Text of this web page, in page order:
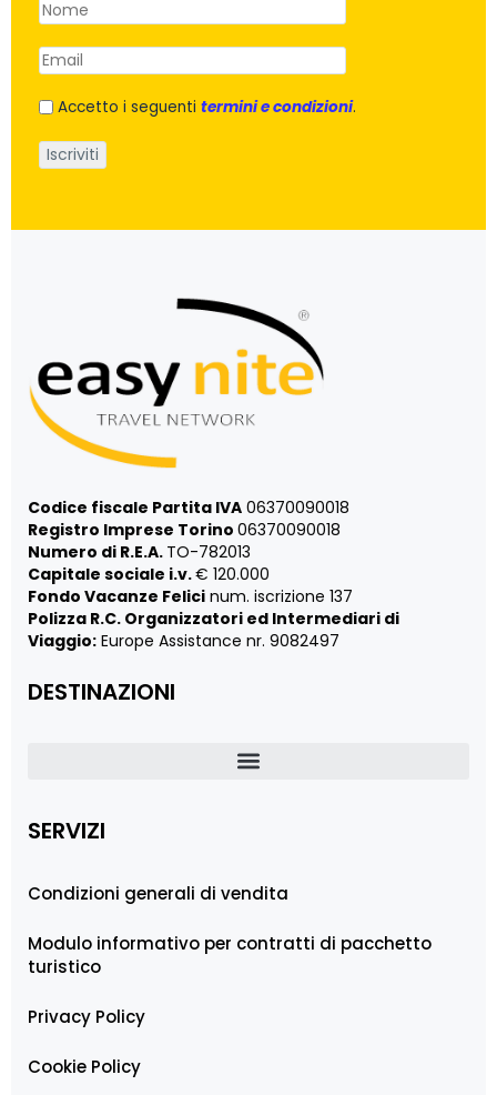
Accetto i seguenti termini e condizioni.
Codice fiscale Partita IVA 06370090018
Registro Imprese Torino 06370090018
Numero di R.E.A. TO-782013
Capitale sociale i.v.€ 120.000
Fondo Vacanze Felici num. iscrizione 137
Polizza R.C. Organizzatori ed Intermediari di
Viaggio: Europe Assistance nr. 9082497
DESTINAZIONI
SERVIZI
Condizioni generali di vendita
Modulo informativo per contratti di pacchetto
turistico
Privacy Policy
Cookie Policy